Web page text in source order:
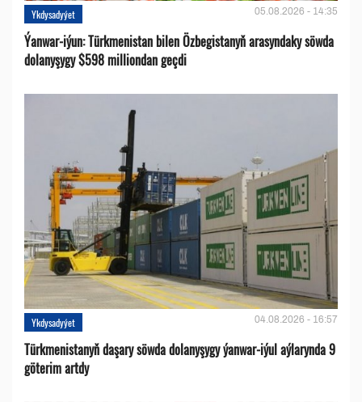
Ykdysadyýet 05.08.2026 - 14:35
Ýanwar-iýun: Türkmenistan bilen Özbegistanyň arasyndaky söwda
dolanyşygy $598 milliondan geçdi
Ykdysadyýet 04.08.2026 - 16:57
Türkmenistanyň daşary söwda dolanyşygy ýanwar-iýul aýlarynda 9
göterim artdy